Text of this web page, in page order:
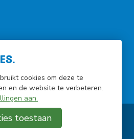
cookies om deze te
en de website te verbeteren.
aan.
toestaan